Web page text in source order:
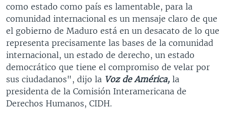
EL MUNDO AL DÍA [RADIO]
FORO [RADIO]
DEPORTIVO INTERNACIONAL
NOTA ECONÓMICA
ENTRETENIMIENTO
SÍGANOS
Idiomas
como estado como país es lamentable, para la
comunidad internacional es un mensaje claro de que
el gobierno de Maduro está en un desacato de lo que
representa precisamente las bases de la comunidad
internacional, un estado de derecho, un estado
democrático que tiene el compromiso de velar por
sus ciudadanos", dijo la Voz de América, la
presidenta de la Comisión Interamericana de
Derechos Humanos, CIDH.